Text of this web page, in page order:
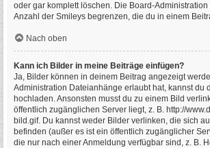
oder gar komplett löschen. Die Board-
Anzahl der Smileys begrenzen, die du in einem
Nach oben
Kann ich Bilder in meine Beiträge einfügen?
Ja, Bilder können in deinem Beitrag angezeigt
Administration Dateianhänge erlaubt hat, kannst du
hochladen. Ansonsten musst du zu einem Bild
öffentlich zugänglichen Server liegt, z. B. http://
bild.gif. Du kannst weder Bilder verlinken, die sich
befinden (außer es ist ein öffentlich zugänglicher
die nur nach einer Anmeldung verfügbar sind, z. B.